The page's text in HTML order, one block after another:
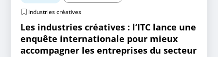
Industries créatives
Les industries créatives : l’ITC lance une
enquête internationale pour mieux
accompagner les entreprises du secteur